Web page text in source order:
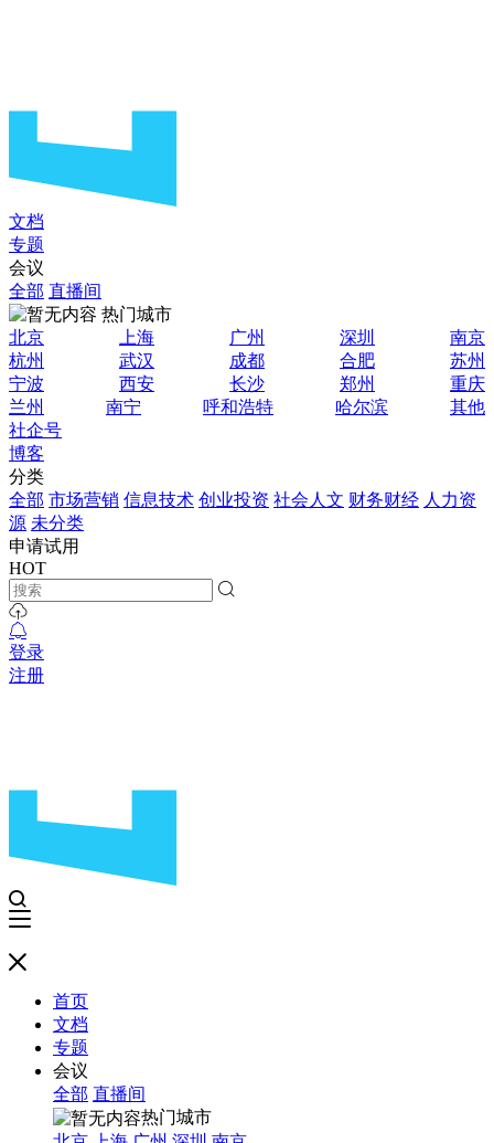
文档
专题
会议
全部 直播间
热门城市
北京
上海 广州 深圳
南京
杭州
武汉 成都 合肥
苏州
宁波
西安 长沙 郑州
重庆
兰州
南宁 呼和浩特 哈尔滨
其他
社企号
博客
分类
全部 市场营销 信息技术 创业投资 社会人文 财务财经 人力资
源 未分类
申请试用
HOT
登录
注册
首页
文档
专题
会议
全部 直播间
热门城市